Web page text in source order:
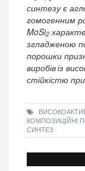
синтезу є
гомогенним
MoSi2
згладженою
порошки
виробівіз
стійкістю
КОМПОЗИЦІЙНІ
СИНТЕЗ